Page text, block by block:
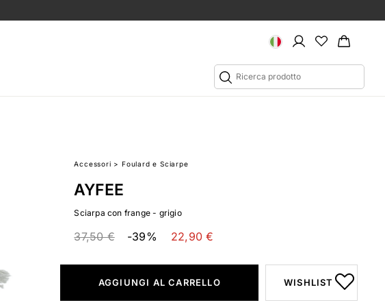
Accessori > Foulard e Sciarpe
AYFEE
Sciarpa con frange - grigio
37,50 € -39% 22,90 €
AGGIUNGI AL CARRELLO WISHLIST